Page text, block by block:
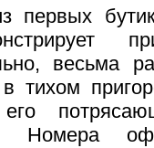
первых
весьма
в тихом
Номера